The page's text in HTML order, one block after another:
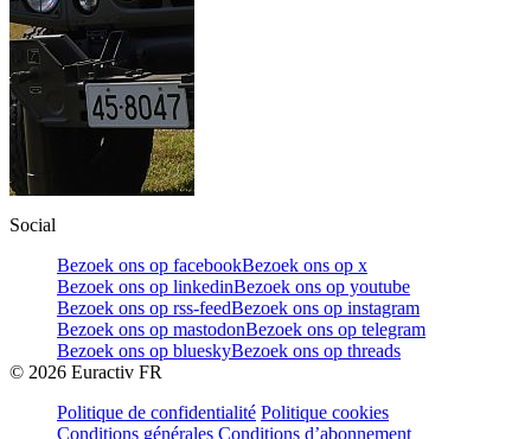
Social
Bezoek ons op facebookBezoek ons op x
Bezoek ons op linkedinBezoek ons op youtube
Bezoek ons op rss-feedBezoek ons op instagram
Bezoek ons op mastodonBezoek ons op telegram
Bezoek ons op blueskyBezoek ons op threads
© 2026 Euractiv FR
Politique de confidentialité Politique cookies
Conditions générales Conditions d’abonnement